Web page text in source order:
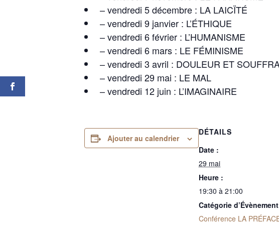
– vendredi 5 décembre : LA LAICÏTÉ
– vendredi 9 janvier : L’ÉTHIQUE
– vendredi 6 février : L’HUMANISME
– vendredi 6 mars : LE FÉMINISME
– vendredi 3 avril : DOULEUR ET
– vendredi 29 mai : LE MAL
– vendredi 12 juin : L’IMAGINAIRE
Ajouter au calendrier
DÉTAILS
Date :
29 mai
Heure :
19:30 à 21:00
Catégorie
Conférence LA